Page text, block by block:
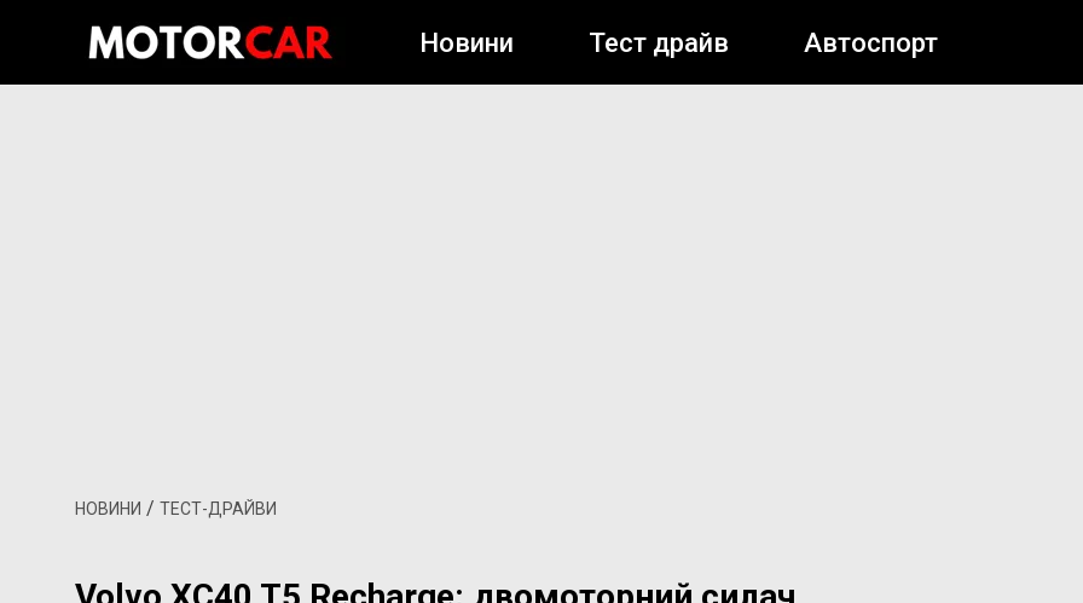
Новини Тест драйв Автоспорт
НОВИНИ / ТЕСТ-ДРАЙВИ